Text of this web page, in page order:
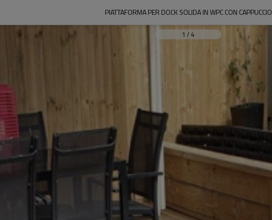
PIATTAFORMA PER DOCK SOLIDA IN WPC CON CAPPUCCIO
1 / 4